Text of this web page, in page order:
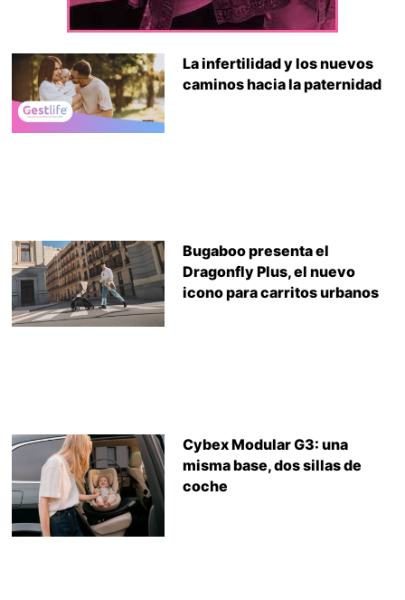
La infertilidad y los nuevos
caminos hacia la paternidad
Bugaboo presenta el
Dragonfly Plus, el nuevo
icono para carritos urbanos
Cybex Modular G3: una
misma base, dos sillas de
coche